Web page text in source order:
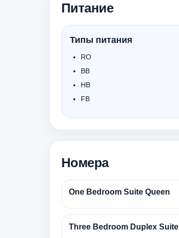
Питание
Типы питания
RO
BB
HB
FB
Номера
One Bedroom Suite Queen
Three Bedroom Duplex Suite